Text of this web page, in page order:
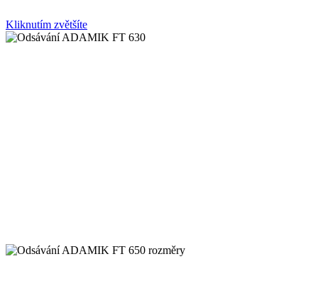
Kliknutím zvětšíte